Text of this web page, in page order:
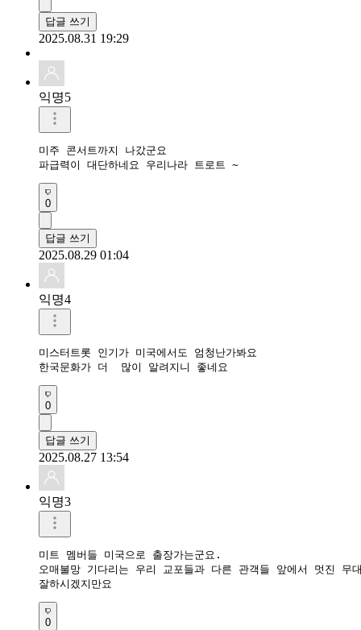
답글 쓰기
2025.08.31 19:29
익명5
미주 콘서트까지 나갔군요
파급력이 대단하네요 우리나라 트로트 ~
0
답글 쓰기
2025.08.29 01:04
익명4
미스터트롯 인기가 미국에서도 엄청난가봐요
한국문화가 더  많이 알려지니 좋네요
0
답글 쓰기
2025.08.27 13:54
익명3
미트 멤버들 미국으로 출장가는군요.
오매불망 기다리는 우리 교포들과 다른 관객들 앞에서 멋진 무
잘하시겠지만요
0